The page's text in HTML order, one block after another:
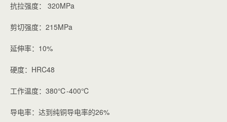
抗拉强度： 320MPa
剪切强度：215MPa
延伸率：10%
硬度：HRC48
工作温度：380℃-400℃
导电率：达到纯铜导电率的26%